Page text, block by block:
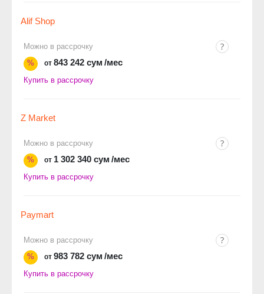
Alif Shop
Можно в рассрочку
%
от 843 242 сум /мес
Купить в рассрочку
Z Market
Можно в рассрочку
%
от 1 302 340 сум /мес
Купить в рассрочку
Paymart
Можно в рассрочку
%
от 983 782 сум /мес
Купить в рассрочку